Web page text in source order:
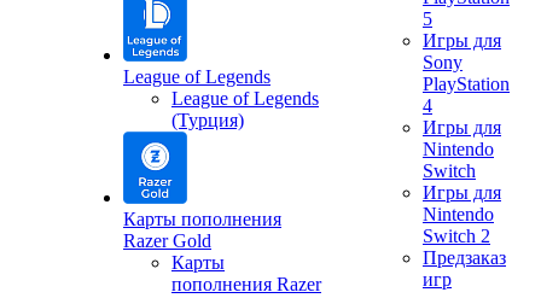
League of Legends
League of Legends
(Турция)
Карты пополнения
Razer Gold
Карты
пополнения Razer
5
Игры для
Sony
PlayStation
4
Игры для
Nintendo
Switch
Игры для
Nintendo
Switch 2
Предзаказ
игр